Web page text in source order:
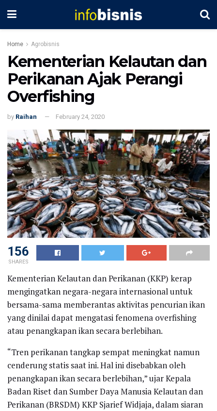
Home Agrobisnis
Kementerian Kelautan dan
Perikanan Ajak Perangi
Overfishing
by Raihan February 24, 2020
156
SHARES
Kementerian Kelautan dan Perikanan (KKP) kerap
mengingatkan negara-negara internasional untuk
bersama-sama memberantas aktivitas pencurian ikan
yang dinilai dapat mengatasi fenomena overfishing
atau penangkapan ikan secara berlebihan.
“Tren perikanan tangkap sempat meningkat namun
cenderung statis saat ini. Hal ini disebabkan oleh
penangkapan ikan secara berlebihan,” ujar Kepala
Badan Riset dan Sumber Daya Manusia Kelautan dan
Perikanan (BRSDM) KKP Sjarief Widjaja, dalam siaran